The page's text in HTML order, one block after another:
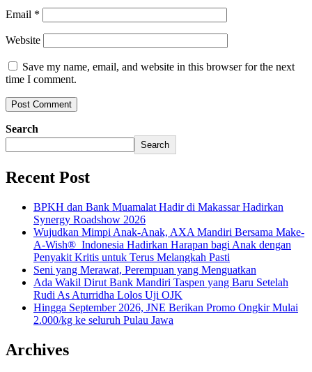
Email *
Website
Save my name, email, and website in this browser for the next
time I comment.
Search
Search
Recent Post
BPKH dan Bank Muamalat Hadir di Makassar Hadirkan
Synergy Roadshow 2026
Wujudkan Mimpi Anak-Anak, AXA Mandiri Bersama Make-
A-Wish® Indonesia Hadirkan Harapan bagi Anak dengan
Penyakit Kritis untuk Terus Melangkah Pasti
Seni yang Merawat, Perempuan yang Menguatkan
Ada Wakil Dirut Bank Mandiri Taspen yang Baru Setelah
Rudi As Aturridha Lolos Uji OJK
Hingga September 2026, JNE Berikan Promo Ongkir Mulai
2.000/kg ke seluruh Pulau Jawa
Archives